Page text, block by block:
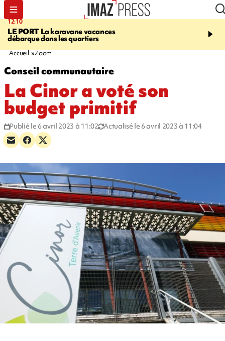
12:10
LE PORT La karavane vacances
débarque dans les quartiers
16:49
Un
bouledogue observé
Accueil Zoom
Conseil communautaire
La Cinor a voté son
budget primitif
Publié le 6 avril 2023 à 11:02 Actualisé le 6 avril 2023 à 11:04